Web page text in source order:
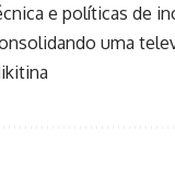
e políticas de
uma